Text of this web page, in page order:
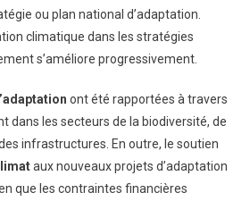
ou plan national d’adaptation.
climatique dans les stratégies
s’améliore progressivement.
ont été rapportées à travers
dans les secteurs de la biodiversité, de
des infrastructures. En outre, le soutien
aux nouveaux projets d’adaptation
que les contraintes financières